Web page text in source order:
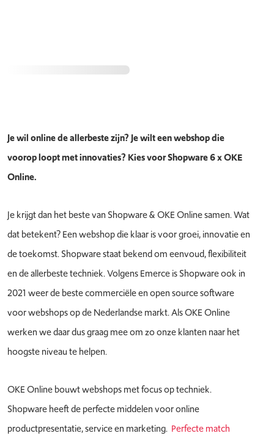
Je wil online de allerbeste zijn? Je wilt een webshop die
voorop loopt met innovaties? Kies voor Shopware 6 x OKE
Online.
Je krijgt dan het beste van Shopware & OKE Online samen. Wat
dat betekent? Een webshop die klaar is voor groei, innovatie en
de toekomst. Shopware staat bekend om eenvoud, flexibiliteit
en de allerbeste techniek. Volgens Emerce is Shopware ook in
2021 weer de beste commerciële en open source software
voor webshops op de Nederlandse markt. Als OKE Online
werken we daar dus graag mee om zo onze klanten naar het
hoogste niveau te helpen.
OKE Online bouwt webshops met focus op techniek.
Shopware heeft de perfecte middelen voor online
productpresentatie, service en marketing. Perfecte match